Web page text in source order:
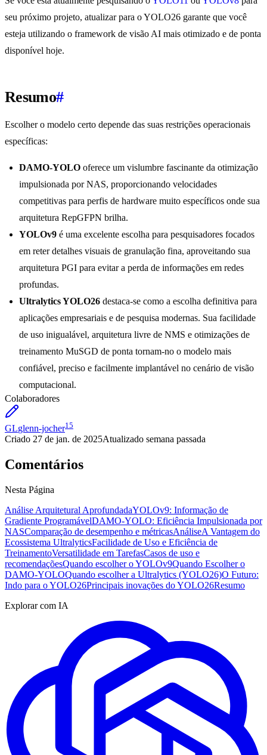
seu próximo projeto, atualizar para o YOLO26 garante que você
esteja utilizando o framework de visão AI mais otimizado e de ponta
disponível hoje.
Resumo#
Escolher o modelo certo depende das suas restrições operacionais
específicas:
DAMO-YOLO oferece um vislumbre fascinante da otimização
impulsionada por NAS, proporcionando velocidades
competitivas para perfis de hardware muito específicos onde sua
arquitetura RepGFPN brilha.
YOLOv9 é uma excelente escolha para pesquisadores focados
em reter detalhes visuais de granulação fina, aproveitando sua
arquitetura PGI para evitar a perda de informações em redes
profundas.
Ultralytics YOLO26 destaca-se como a escolha definitiva para
aplicações empresariais e de pesquisa modernas. Sua facilidade
de uso inigualável, arquitetura livre de NMS e otimizações de
treinamento MuSGD de ponta tornam-no o modelo mais
confiável, preciso e facilmente implantável no cenário de visão
computacional.
Colaboradores
GLglenn-jocher15
Criado 27 de jan. de 2025Atualizado semana passada
Comentários
Nesta Página
Análise Arquitetural AprofundadaYOLOv9: Informação de
Gradiente ProgramávelDAMO-YOLO: Eficiência Impulsionada por
NASComparação de desempenho e métricasAnáliseA Vantagem do
Ecossistema UltralyticsFacilidade de Uso e Eficiência de
TreinamentoVersatilidade em TarefasCasos de uso e
recomendaçõesQuando escolher o YOLOv9Quando Escolher o
DAMO-YOLOQuando escolher a Ultralytics (YOLO26)O Futuro:
Indo para o YOLO26Principais inovações do YOLO26Resumo
Explorar com IA